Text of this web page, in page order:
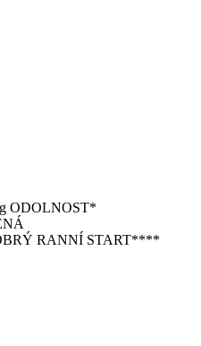
ODOLNOST*
RANNÍ START****